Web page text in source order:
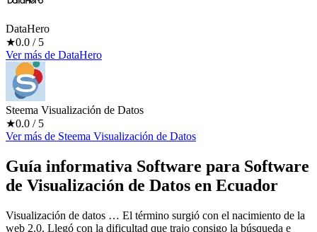
DataHero
★0.0 / 5
Ver más de DataHero
Steema Visualización de Datos
★0.0 / 5
Ver más de Steema Visualización de Datos
Guía informativa Software para Software
de Visualización de Datos en Ecuador
Visualización de datos … El término surgió con el nacimiento de la
web 2.0. Llegó con la dificultad que trajo consigo la búsqueda e